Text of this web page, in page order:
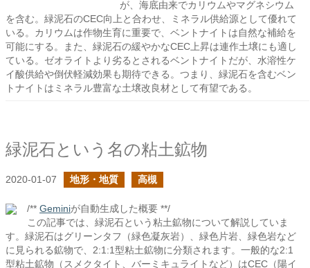
が、海底由来でカリウムやマグネシウム
を含む。緑泥石のCEC向上と合わせ、ミネラル供給源として優れて
いる。カリウムは作物生育に重要で、ベントナイトは自然な補給を
可能にする。また、緑泥石の緩やかなCEC上昇は連作土壌にも適し
ている。ゼオライトより劣るとされるベントナイトだが、水溶性ケ
イ酸供給や倒伏軽減効果も期待できる。つまり、緑泥石を含むベン
トナイトはミネラル豊富な土壌改良材として有望である。
緑泥石という名の粘土鉱物
2020-01-07 地形・地質 高槻
/** Geminiが自動生成した概要 **/
この記事では、緑泥石という粘土鉱物について解説していま
す。緑泥石はグリーンタフ（緑色凝灰岩）、緑色片岩、緑色岩など
に見られる鉱物で、2:1:1型粘土鉱物に分類されます。一般的な2:1
型粘土鉱物（スメクタイト、バーミキュライトなど）はCEC（陽イ